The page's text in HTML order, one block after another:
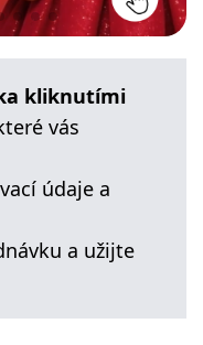
kliknutími
vás
údaje a
a užijte